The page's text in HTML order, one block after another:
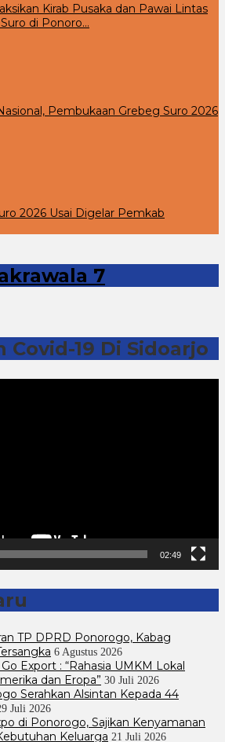
Kirab Pusaka dan Pawai Lintas
di Ponoro…
Pembukaan Grebeg Suro 2026
2026 Usai Digelar Pemkab
7
Covid-19 Di Sidoarjo
02:49
TP DPRD Ponorogo, Kabag
6 Agustus 2026
Export : “Rahasia UMKM Lokal
dan Eropa” 30 Juli 2026
Serahkan Alsintan Kepada 44
Juli 2026
di Ponorogo, Sajikan Kenyamanan
Keluarga 21 Juli 2026